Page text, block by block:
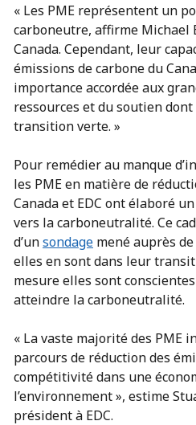
« Les PME représentent un
carboneutre, affirme Michael
Canada. Cependant, leur
émissions de carbone du
importance accordée aux
ressources et du soutien
transition verte. »
Pour remédier au manque
les PME en matière de
Canada et EDC ont élaboré un
vers la carboneutralité. Ce
d’unsondage mené auprès
elles en sont dans leur
mesure elles sont
atteindre la carboneutralité.
« La vaste majorité des PME
parcours de réduction des
compétitivité dans une
l’environnement », estime
président à EDC.